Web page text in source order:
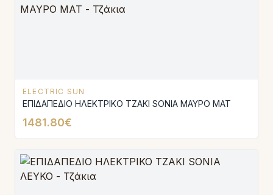
ELECTRIC SUN
ΕΠΙΔΑΠΕΔΙΟ ΗΛΕΚΤΡΙΚΟ ΤΖΑΚΙ SONIA ΜΑΥΡΟ ΜΑΤ
1481.80€